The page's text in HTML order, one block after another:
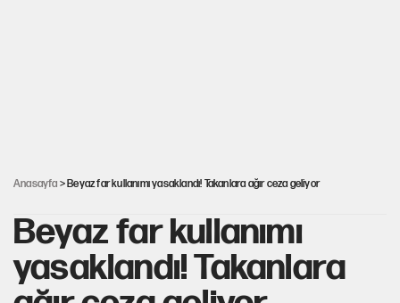
Anasayfa > Beyaz far kullanımı yasaklandı! Takanlara ağır ceza geliyor
Beyaz far kullanımı
yasaklandı! Takanlara